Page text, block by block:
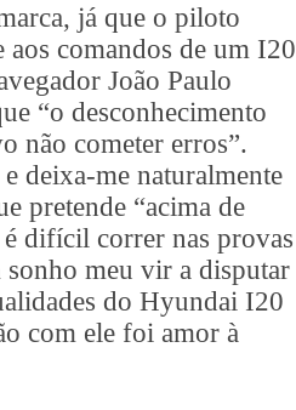
já que o piloto
comandos de um I20
João Paulo
“o desconhecimento
não cometer erros”.
deixa-me naturalmente
pretende “acima de
difícil correr nas provas
sonho meu vir a disputar
do Hyundai I20
com ele foi amor à